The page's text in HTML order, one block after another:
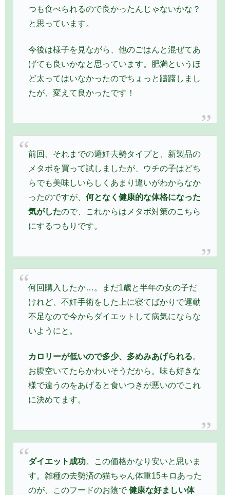
つも食べられるので良かったんじゃないかな？
と思っています。
今後は様子を見ながら、他のごはんと混ぜてあ
げても良いかなと思っています。肥満というほ
ど太ってはいなかったのでちょっと躊躇しまし
たが、変えて良かったです！
前回、それまでの避妊去勢タイプと、新製品の
メタボを買って試しましたが、ウチの子はどち
らでも美味しいらしくあまり違いがわからなか
ったのですが、 何となく健康的な体格になった
気がしたので、これからはメタボ対策のこちら
にするつもりです。
何回購入したか…。まだ1歳と半年の女の子だ
けれど、不妊手術をした上に寝てばかりで運動
不足なので今からダイエットして病気にならな
いようにと。
カロリーが低いので多少、多めみあげられる。
お腹空いてたらかわいそうだから。味も好きな
様で違うのをあげると食いつきが悪いのでこれ
に決めてます。
ダイエット成功。この価格かなり安いと思いま
す。雑種の去勢済の猫ちゃん体重15キロあった
のが、このフードのお陰で健康な好ましい体